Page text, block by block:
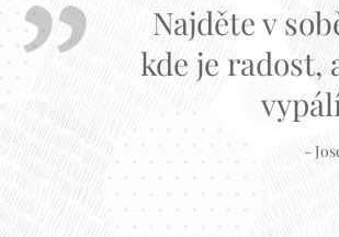
Najděte v
kde je radost,
-